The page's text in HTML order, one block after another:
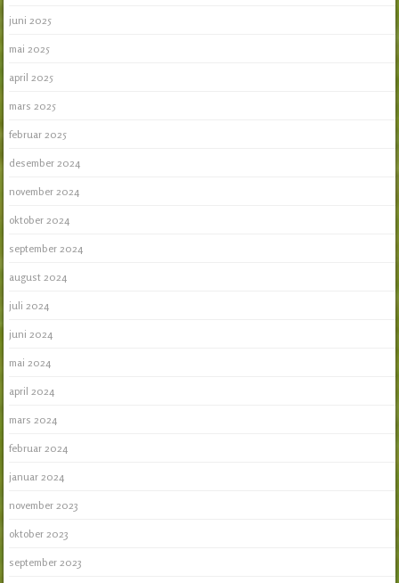
juni 2025
mai 2025
april 2025
mars 2025
februar 2025
desember 2024
november 2024
oktober 2024
september 2024
august 2024
juli 2024
juni 2024
mai 2024
april 2024
mars 2024
februar 2024
januar 2024
november 2023
oktober 2023
september 2023